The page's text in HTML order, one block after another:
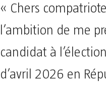
« Chers
l’ambition de me
candidat à
d’avril 2026 en